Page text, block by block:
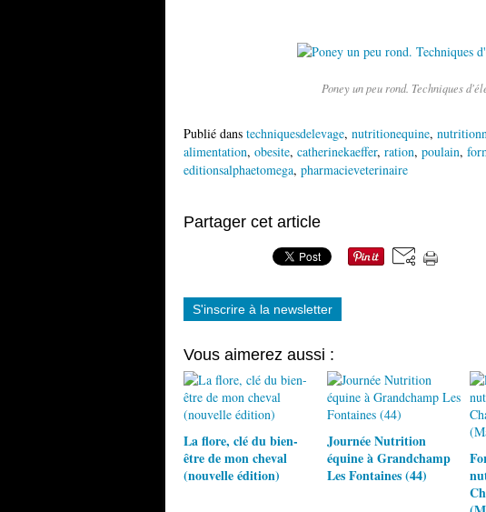
Poney un peu rond. Techniques
Publié dans techniquesdelevage, nutritionequine,
alimentation, obesite, catherinekaeffer, ration, poulain,
editionsalphaetomega, pharmacieveterinaire
Partager cet article
S'inscrire à la newsletter
Vous aimerez aussi :
La flore, clé du bien-
être de mon cheval
(nouvelle édition)
Journée Nutrition
équine à Grandchamp
Les Fontaines (44)